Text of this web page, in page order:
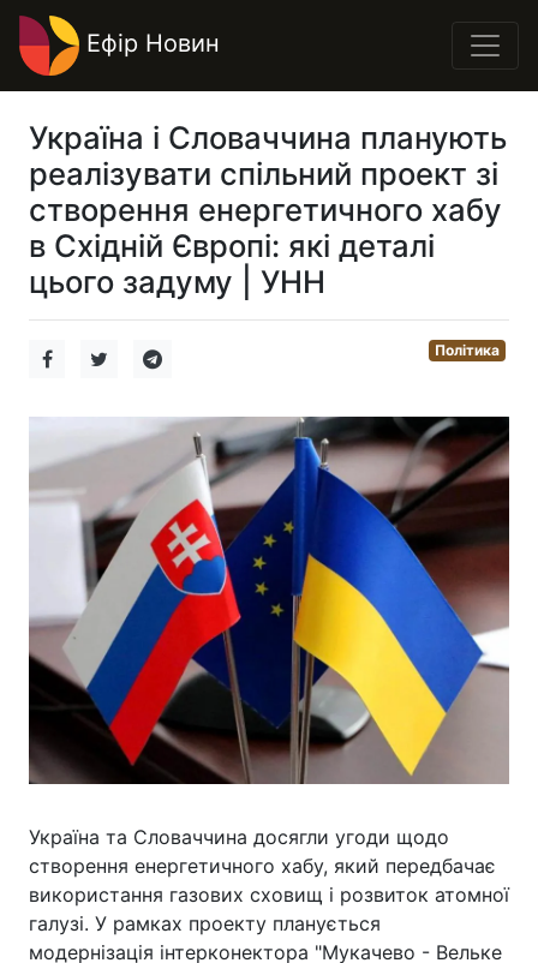
Ефір Новин
Україна і Словаччина планують
реалізувати спільний проект зі
створення енергетичного хабу
в Східній Європі: які деталі
цього задуму | УНН
Політика
Україна та Словаччина досягли угоди щодо
створення енергетичного хабу, який передбачає
використання газових сховищ і розвиток атомної
галузі. У рамках проекту планується
модернізація інтерконектора "Мукачево - Вельке